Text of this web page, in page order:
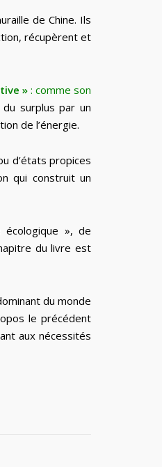
de Chine. Ils
récupèrent et
»: comme son
surplus par un
de l’énergie.
d’états propices
qui construit un
», de
du livre est
du monde
le précédent
aux nécessités